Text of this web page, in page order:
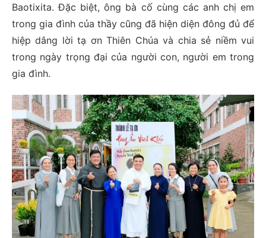
Baotixita. Đặc biệt, ông bà cố cùng các anh chị em
trong gia đình của thầy cũng đã hiện diện đông đủ để
hiệp dâng lời tạ ơn Thiên Chúa và chia sẻ niềm vui
trong ngày trọng đại của người con, người em trong
gia đình.